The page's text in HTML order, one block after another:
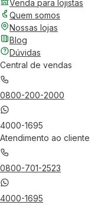
Venda para lojistas
Quem somos
Nossas lojas
Blog
Dúvidas
Central de vendas
0800-200-2000
4000-1695
Atendimento ao cliente
0800-701-2523
4000-1695